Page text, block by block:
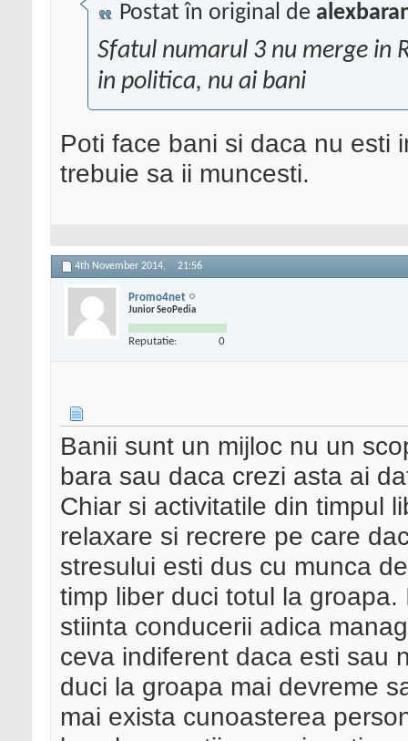
Postat în original de
Sfatul numarul 3 nu merge in
in politica, nu ai bani
Poti face bani si daca nu esti
trebuie sa ii muncesti.
4th November 2014, 21:56
Promo4net
Junior SeoPedia
Reputatie: 0
Banii sunt un mijloc nu un
bara sau daca crezi asta ai
Chiar si activitatile din timpul
relaxare si recrere pe care
stresului esti dus cu munca
timp liber duci totul la
stiinta conducerii adica
ceva indiferent daca esti sau
duci la groapa mai devreme
mai exista cunoasterea